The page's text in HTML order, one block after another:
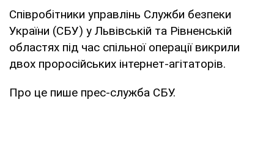
Співробітники управлінь Служби безпеки
України (СБУ) у Львівській та Рівненській
областях під час спільної операції викрили
двох проросійських інтернет-агітаторів.
Про це пише прес-служба СБУ.